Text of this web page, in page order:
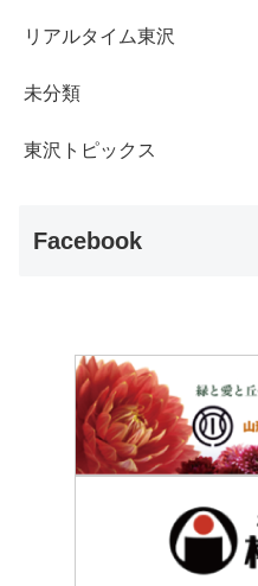
リアルタイム東沢
未分類
東沢トピックス
Facebook